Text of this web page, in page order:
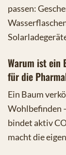
passen:
Warum ist ein
für die
Ein Baum
Wohlbefinden
bindet aktiv
macht die